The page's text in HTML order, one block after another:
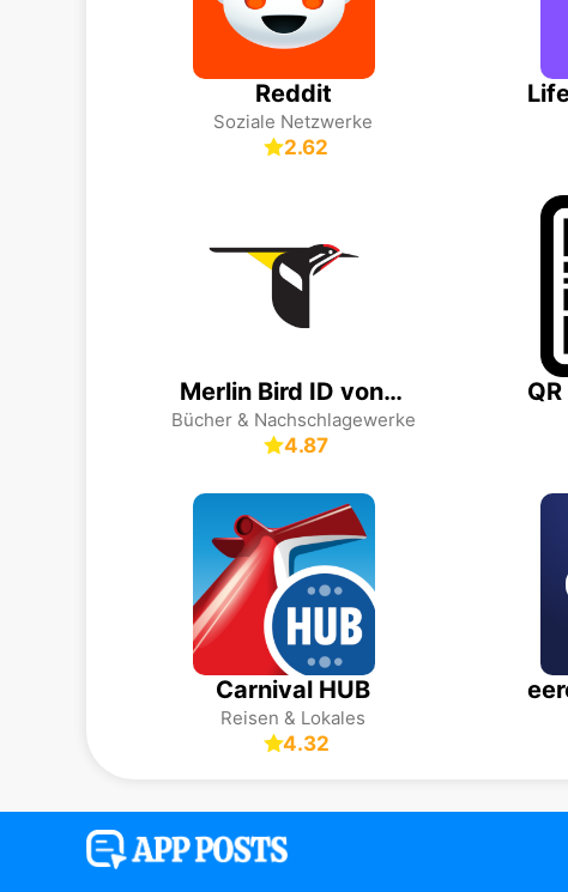
Reddit
Soziale Netzwerke
2.62
Merlin Bird ID von Cornell Lab
Bücher & Nachschlagewerke
4.87
Carnival HUB
Reisen & Lokales
4.32